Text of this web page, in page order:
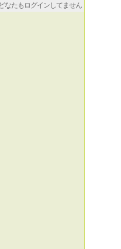
なたもログインしてません